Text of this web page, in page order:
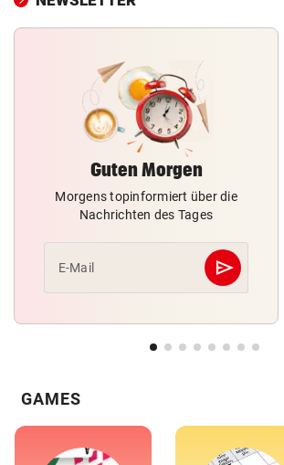
Guten Morgen
Morgens topinformiert über die
Nachrichten des Tages
E-Mail send
Abschicken
GAMES